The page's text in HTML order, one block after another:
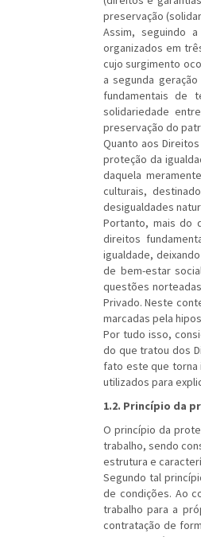
preservação
Assim, seguindo
organizados em
cujo surgimento
a segunda
fundamentais de
solidariedade
preservação do
Quanto aos
proteção da
daquela
culturais,
desigualdades
Portanto, mais do
direitos
igualdade,
de bem-estar
questões
Privado. Neste
marcadas pela
Por tudo isso,
do que tratou dos
fato este que torna
utilizados para
1.2. Princípio da
O princípio da
trabalho, sendo
estrutura e
Segundo tal
de condições. Ao
trabalho para a
contratação de